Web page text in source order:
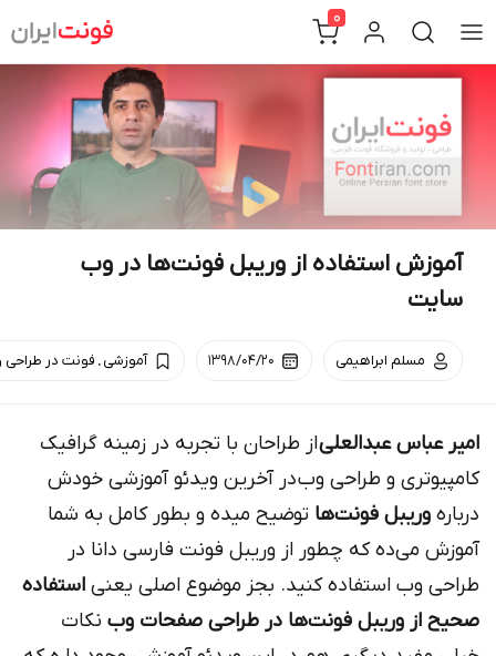
to
content
0
آموزش استفاده از وریبل فونت‌ها در وب‌
سایت
مسلم ابراهیمی ۱۳۹۸/۰۴/۲۰ آموزشی. فونت در
امیر عباس عبدالعلیاز طراحان با تجربه در زمینه گرافیک
کامپیوتری و طراحی وب در آخرین ویدئو آموزشی خودش
درباره وریبل فونت‌ها توضیح میده و بطور کامل به شما
آموزش می‌ده که چطور از وریبل فونت فارسی دانا در
طراحی وب استفاده کنید. بجز موضوع اصلی یعنی استفاده
صحیح از وریبل فونت‌ها در طراحی صفحات وب نکات